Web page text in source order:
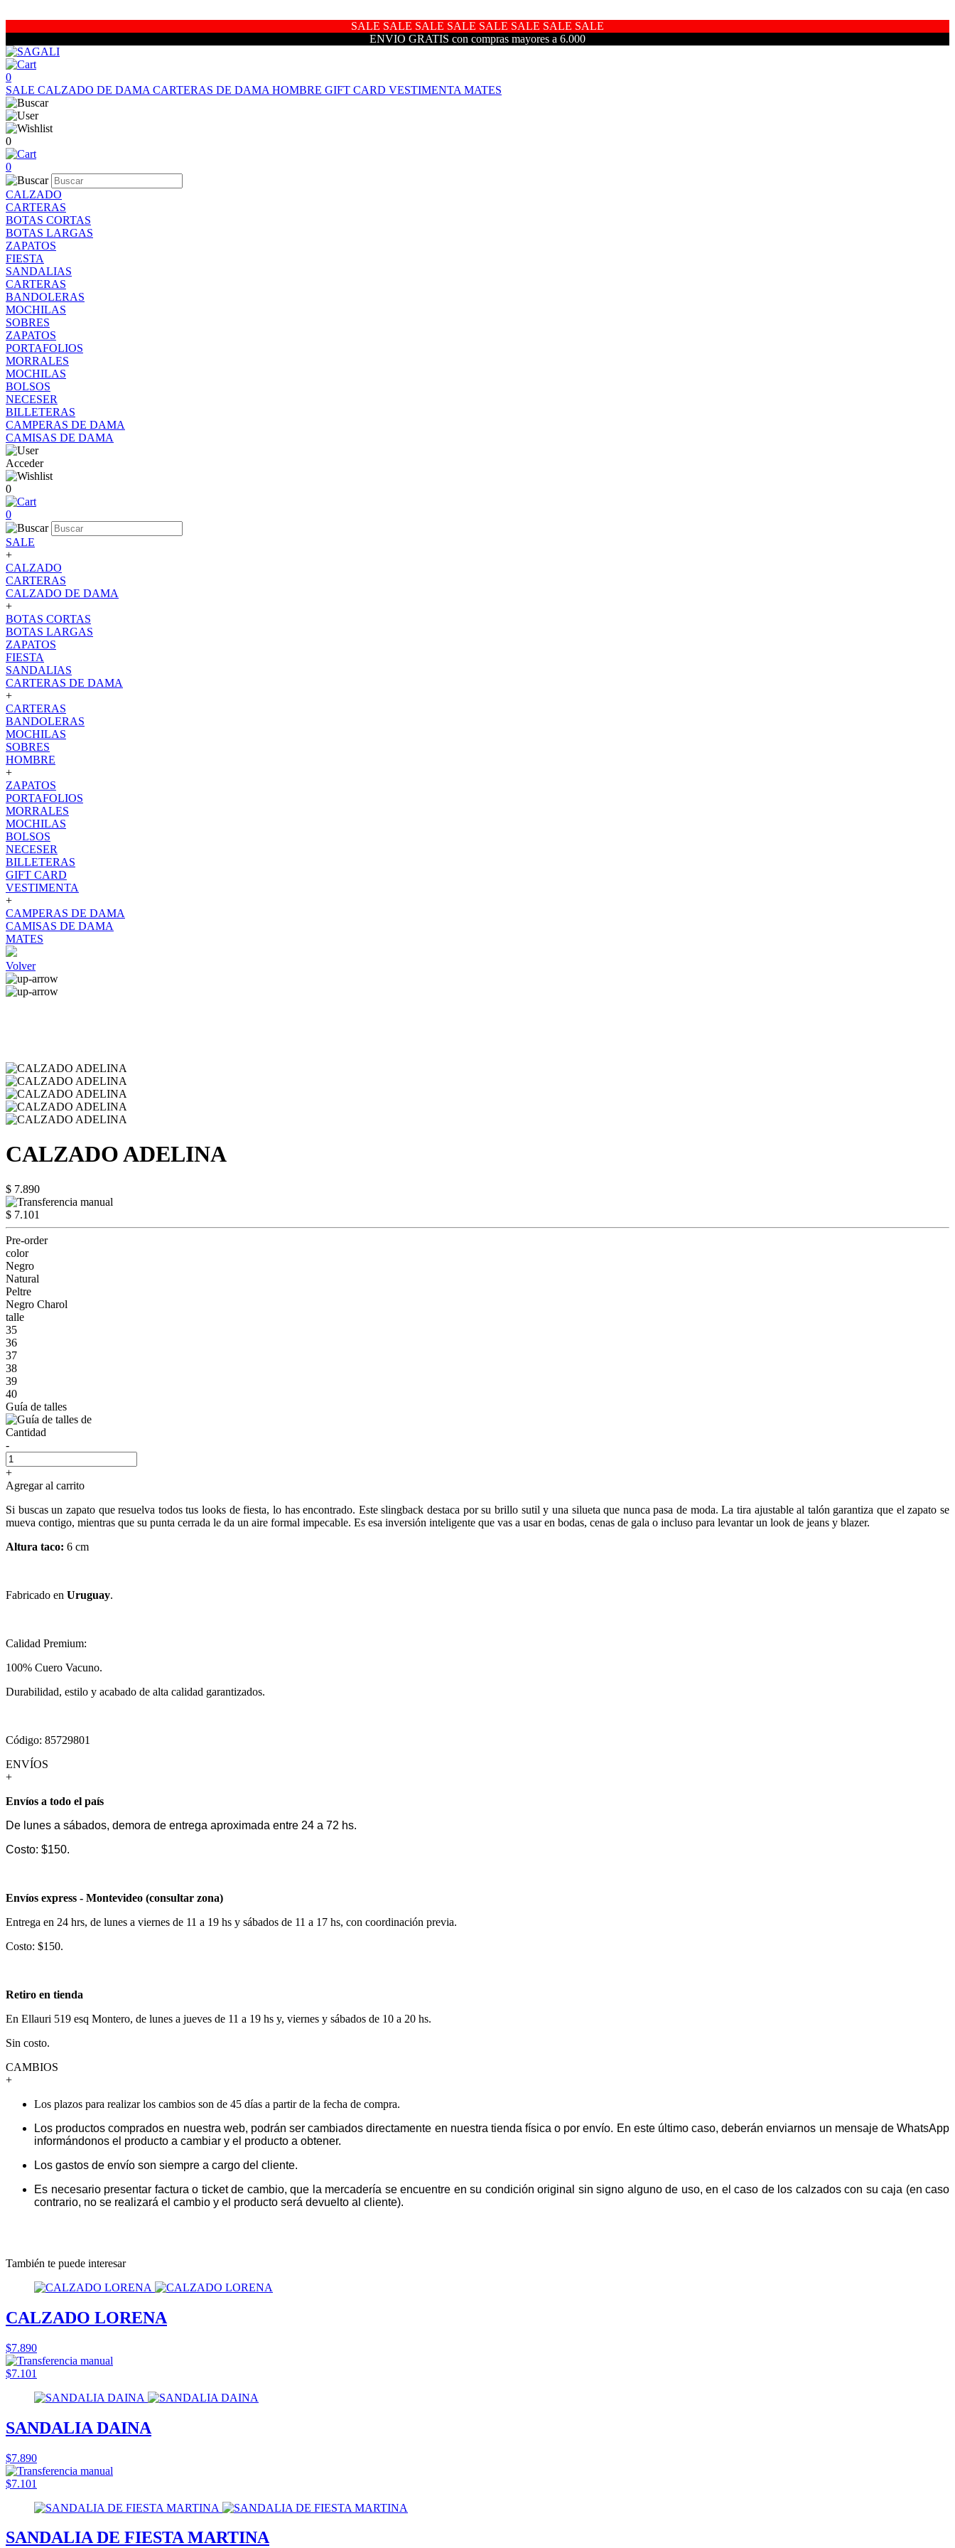
SALE SALE SALE SALE SALE SALE SALE SALE
ENVIO GRATIS con compras mayores a 6.000
0
SALE CALZADO DE DAMA CARTERAS DE DAMA HOMBRE GIFT CARD VESTIMENTA MATES
0
0
CALZADO
CARTERAS
BOTAS CORTAS
BOTAS LARGAS
ZAPATOS
FIESTA
SANDALIAS
CARTERAS
BANDOLERAS
MOCHILAS
SOBRES
ZAPATOS
PORTAFOLIOS
MORRALES
MOCHILAS
BOLSOS
NECESER
BILLETERAS
CAMPERAS DE DAMA
CAMISAS DE DAMA
Acceder
0
0
SALE
+
CALZADO
CARTERAS
CALZADO DE DAMA
+
BOTAS CORTAS
BOTAS LARGAS
ZAPATOS
FIESTA
SANDALIAS
CARTERAS DE DAMA
+
CARTERAS
BANDOLERAS
MOCHILAS
SOBRES
HOMBRE
+
ZAPATOS
PORTAFOLIOS
MORRALES
MOCHILAS
BOLSOS
NECESER
BILLETERAS
GIFT CARD
VESTIMENTA
+
CAMPERAS DE DAMA
CAMISAS DE DAMA
MATES
Volver
CALZADO ADELINA
$ 7.890
$ 7.101
Pre-order
color
Negro
Natural
Peltre
Negro Charol
talle
35
36
37
38
39
40
Guía de talles
Cantidad
-
+
Agregar al carrito
Si buscas un zapato que resuelva todos tus looks de fiesta, lo has encontrado. Este slingback destaca por su brillo sutil y una silueta que nunca pasa de moda. La tira ajustable al talón garantiza que el zapato se
mueva contigo, mientras que su punta cerrada le da un aire formal impecable. Es esa inversión inteligente que vas a usar en bodas, cenas de gala o incluso para levantar un look de jeans y blazer.
Altura taco: 6 cm
Fabricado en Uruguay.
Calidad Premium:
100% Cuero Vacuno.
Durabilidad, estilo y acabado de alta calidad garantizados.
Código: 85729801
ENVÍOS
+
Envíos a todo el país
De lunes a sábados, demora de entrega aproximada entre 24 a 72 hs.
Costo: $150.
Envíos express - Montevideo (consultar zona)
Entrega en 24 hrs, de lunes a viernes de 11 a 19 hs y sábados de 11 a 17 hs, con coordinación previa.
Costo: $150.
Retiro en tienda
En Ellauri 519 esq Montero, de lunes a jueves de 11 a 19 hs y, viernes y sábados de 10 a 20 hs.
Sin costo.
CAMBIOS
+
Los plazos para realizar los cambios son de 45 días a partir de la fecha de compra.
Los productos comprados en nuestra web, podrán ser cambiados directamente en nuestra tienda física o por envío. En este último caso, deberán enviarnos un mensaje de WhatsApp
informándonos el producto a cambiar y el producto a obtener.
Los gastos de envío son siempre a cargo del cliente.
Es necesario presentar factura o ticket de cambio, que la mercadería se encuentre en su condición original sin signo alguno de uso, en el caso de los calzados con su caja (en caso
contrario, no se realizará el cambio y el producto será devuelto al cliente).
También te puede interesar
CALZADO LORENA
$7.890
$7.101
SANDALIA DAINA
$7.890
$7.101
SANDALIA DE FIESTA MARTINA